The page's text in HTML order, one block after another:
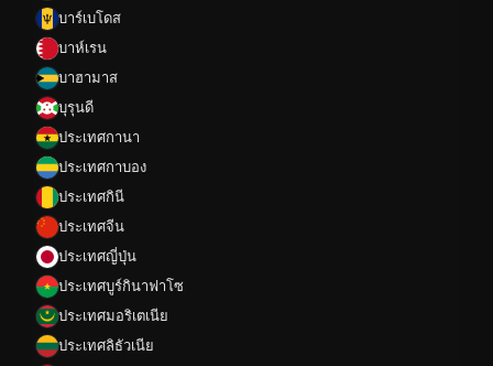
บาร์เบโดส
บาห์เรน
บาฮามาส
บุรุนดี
ประเทศกานา
ประเทศกาบอง
ประเทศกินี
ประเทศจีน
ประเทศญี่ปุ่น
ประเทศบูร์กินาฟาโซ
ประเทศมอริเตเนีย
ประเทศลิธัวเนีย